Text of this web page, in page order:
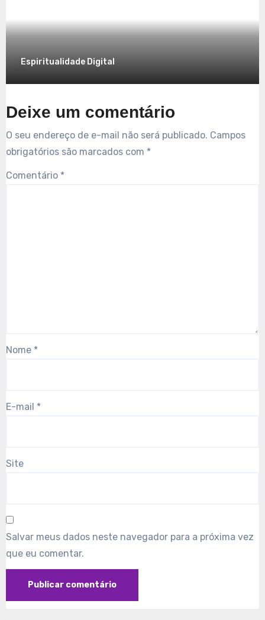
Espiritualidade Digital
Deixe um comentário
O seu endereço de e-mail não será publicado. Campos
obrigatórios são marcados com *
Comentário *
Nome *
E-mail *
Site
Salvar meus dados neste navegador para a próxima vez
que eu comentar.